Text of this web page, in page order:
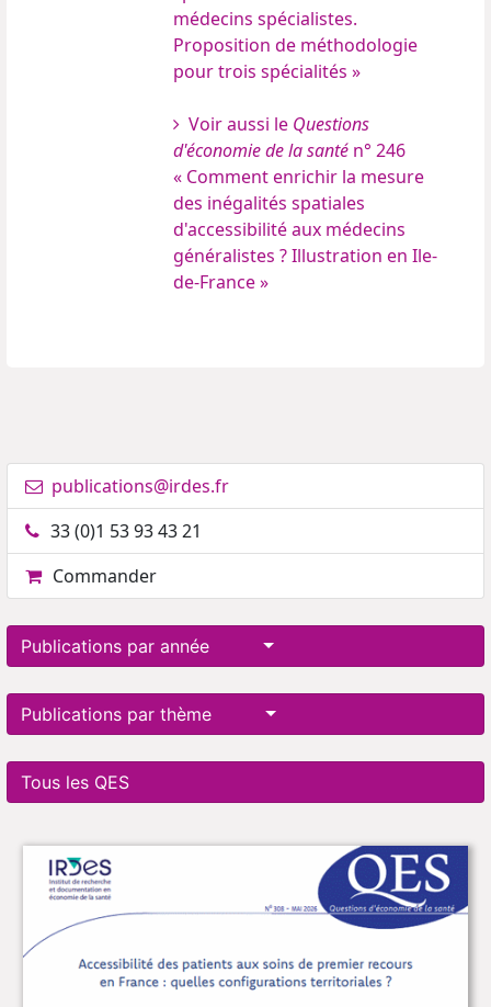
médecins spécialistes.
Proposition de méthodologie
pour trois spécialités »
Voir aussi le Questions
d'économie de la santé n° 246
« Comment enrichir la mesure
des inégalités spatiales
d'accessibilité aux médecins
généralistes ? Illustration en Ile-
de-France »
publications@irdes.fr
33 (0)1 53 93 43 21
Commander
Publications par année
Publications par thème
Tous les QES